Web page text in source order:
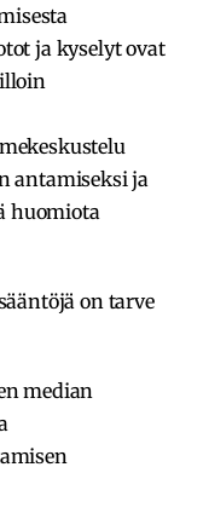
ja kyselyt ovat
antamiseksi ja
huomiota
on tarve
median